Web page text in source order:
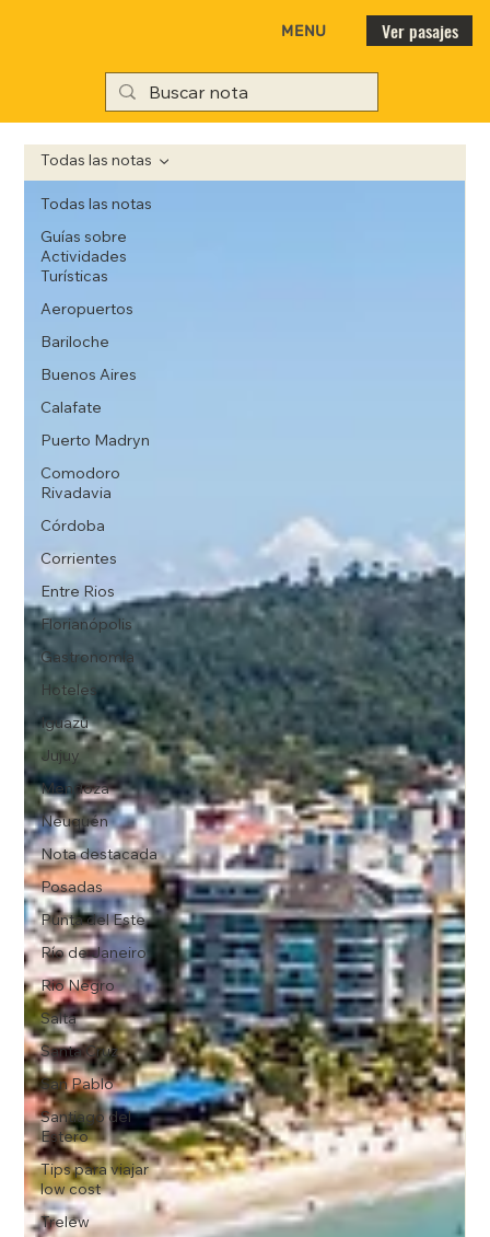
MENU Ver pasajes
Todas las notas
Guías sobre
Actividades
Turísticas
Aeropuertos
Bariloche
Buenos Aires
Calafate
Puerto Madryn
Comodoro
Rivadavia
Córdoba
Corrientes
Entre Rios
Florianópolis
Gastronomía
Hoteles
Iguazú
Jujuy
Mendoza
Neuquén
Nota destacada
Posadas
Punta del Este
Río de Janeiro
Rio Negro
Salta
Santa Cruz
San Pablo
Santiago del
Estero
Tips para viajar
low cost
Trelew
Todas las notas